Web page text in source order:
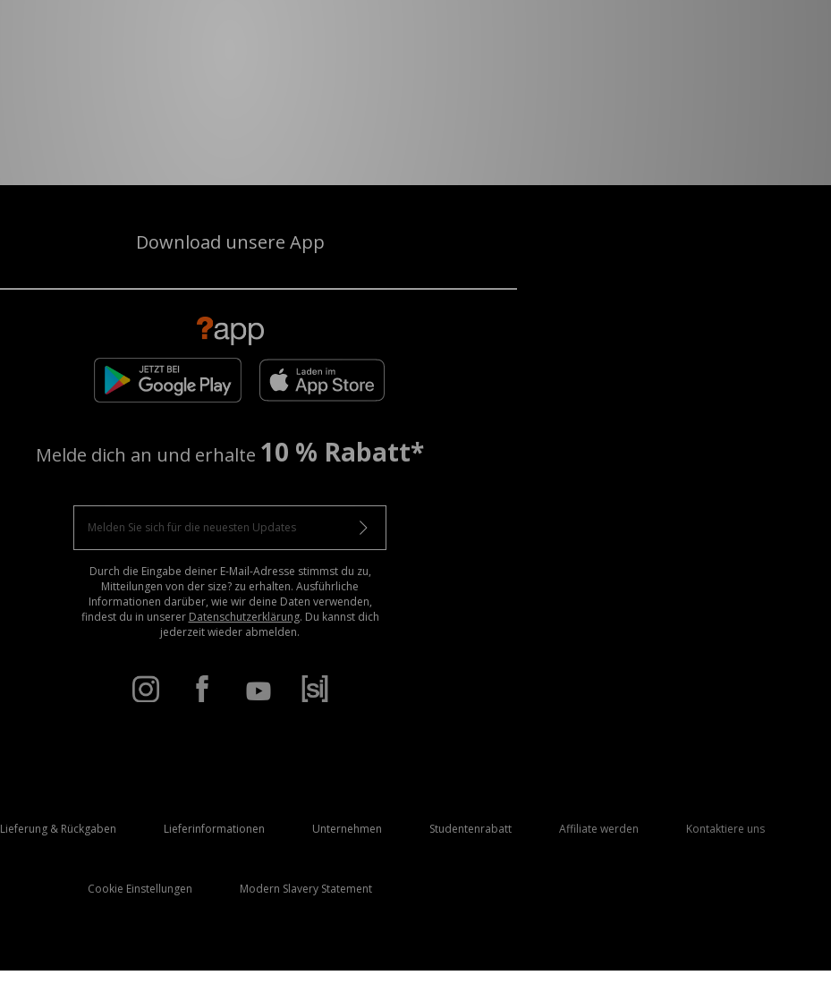
Download unsere App
Melde dich an und erhalte 10 % Rabatt*
Durch die Eingabe deiner E-Mail-Adresse stimmst du zu,
Mitteilungen von der size? zu erhalten. Ausführliche
Informationen darüber, wie wir deine Daten verwenden,
findest du in unserer Datenschutzerklärung. Du kannst dich
jederzeit wieder abmelden.
Lieferung & Rückgaben Lieferinformationen Unternehmen Studentenrabatt Affiliate werden Kontaktiere uns
Cookie Einstellungen Modern Slavery Statement